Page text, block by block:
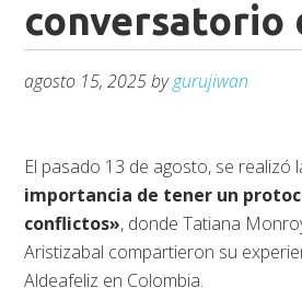
conversatorio
agosto 15, 2025bygurujiwan
El pasado 13 de agosto, se realizó
importancia de tener un
conflictos», donde Tatiana
Aristizabal compartieron su
Aldeafeliz en Colombia.